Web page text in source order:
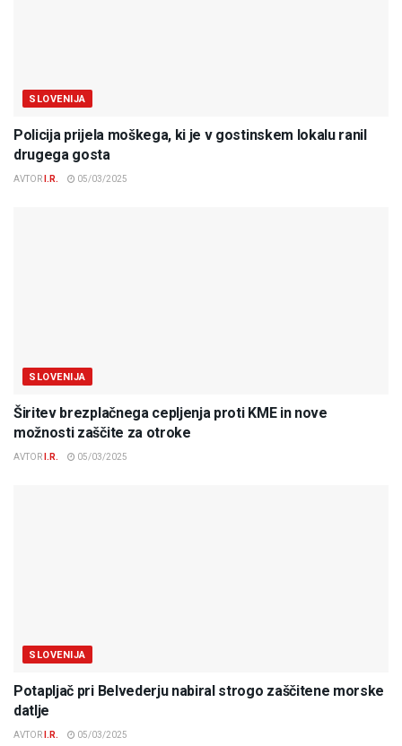
SLOVENIJA
Policija prijela moškega, ki je v gostinskem lokalu ranil
drugega gosta
AVTOR I.R. 05/03/2025
SLOVENIJA
Širitev brezplačnega cepljenja proti KME in nove
možnosti zaščite za otroke
AVTOR I.R. 05/03/2025
SLOVENIJA
Potapljač pri Belvederju nabiral strogo zaščitene morske
datlje
AVTOR I.R. 05/03/2025